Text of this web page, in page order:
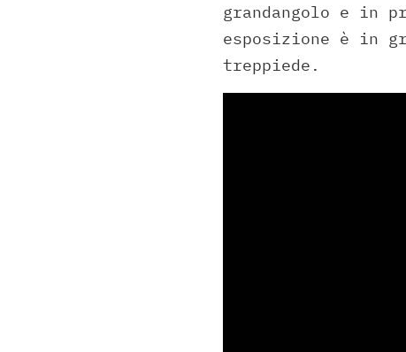
grandangolo e in
esposizione è in
treppiede.